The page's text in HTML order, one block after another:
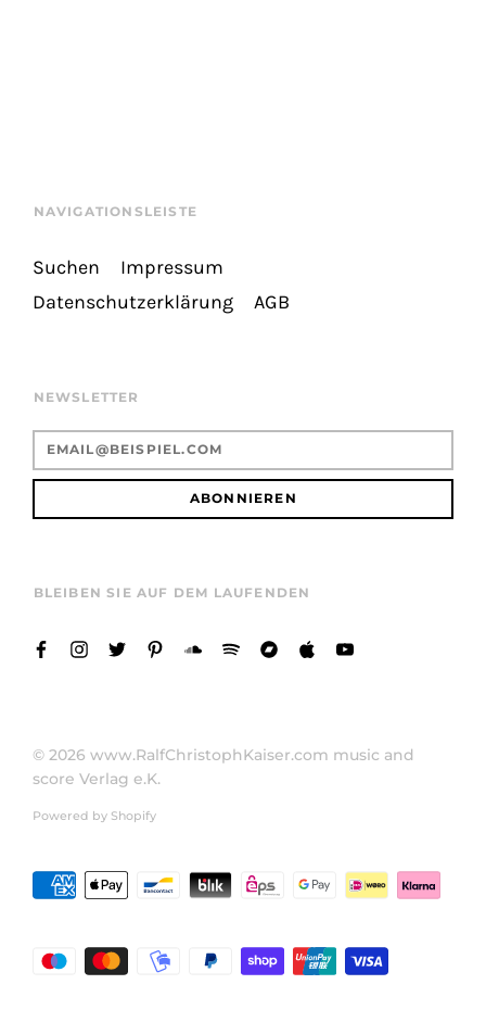
NAVIGATIONSLEISTE
Suchen
Impressum
Datenschutzerklärung
AGB
NEWSLETTER
ABONNIEREN
BLEIBEN SIE AUF DEM LAUFENDEN
© 2026 www.RalfChristophKaiser.com music and
score Verlag e.K.
Powered by Shopify